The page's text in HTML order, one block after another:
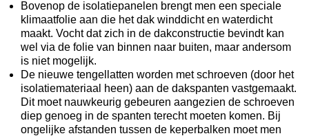
Bovenop de isolatiepanelen brengt men een speciale
klimaatfolie aan die het dak winddicht en waterdicht
maakt. Vocht dat zich in de dakconstructie bevindt kan
wel via de folie van binnen naar buiten, maar andersom
is niet mogelijk.
De nieuwe tengellatten worden met schroeven (door het
isolatiemateriaal heen) aan de dakspanten vastgemaakt.
Dit moet nauwkeurig gebeuren aangezien de schroeven
diep genoeg in de spanten terecht moeten komen. Bij
ongelijke afstanden tussen de keperbalken moet men